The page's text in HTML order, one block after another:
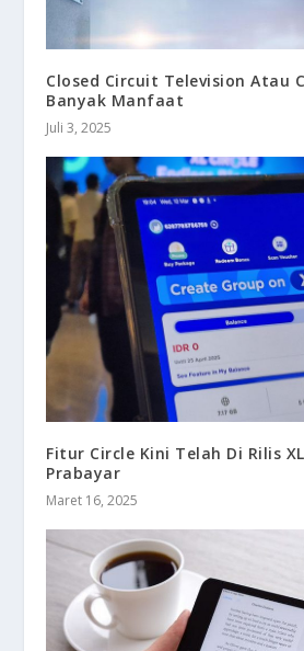
Closed Circuit Television Atau
Banyak Manfaat
Juli 3, 2025
Fitur Circle Kini Telah Di Rilis
Prabayar
Maret 16, 2025